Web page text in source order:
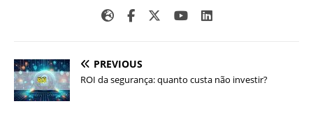
PREVIOUS
ROI da segurança: quanto custa não investir?